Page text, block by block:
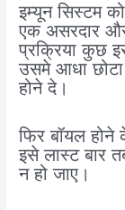
इम्यून सिस्टम
एक असरदार
प्रक्रिया कुछ
उसमे आधा
होने दे।
फिर बॉयल
इसे लास्ट बार
न हो जाए।